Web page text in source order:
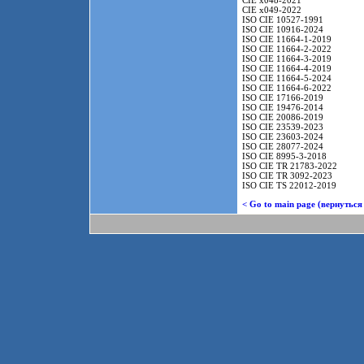
CIE x049-2022
ISO CIE 10527-1991
ISO CIE 10916-2024
ISO CIE 11664-1-2019
ISO CIE 11664-2-2022
ISO CIE 11664-3-2019
ISO CIE 11664-4-2019
ISO CIE 11664-5-2024
ISO CIE 11664-6-2022
ISO CIE 17166-2019
ISO CIE 19476-2014
ISO CIE 20086-2019
ISO CIE 23539-2023
ISO CIE 23603-2024
ISO CIE 28077-2024
ISO CIE 8995-3-2018
ISO CIE TR 21783-2022
ISO CIE TR 3092-2023
ISO CIE TS 22012-2019
< Go to main page